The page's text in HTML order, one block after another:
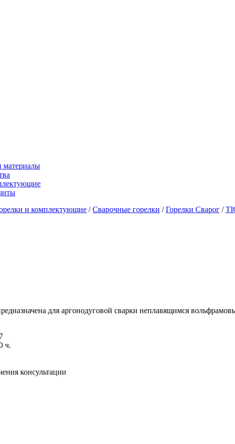
материалы
и комплектующие /Сварочные горелки /Горелки Сварог /
для аргонодуговой сварки неплавящимся
ч.
консультации